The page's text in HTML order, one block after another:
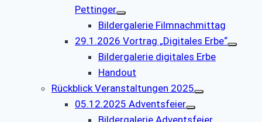
Pettinger
Bildergalerie Filmnachmittag
29.1.2026 Vortrag „Digitales Erbe“
Bildergalerie digitales Erbe
Handout
Rückblick Veranstaltungen 2025
05.12.2025 Adventsfeier
Bildergalerie Adventsfeier